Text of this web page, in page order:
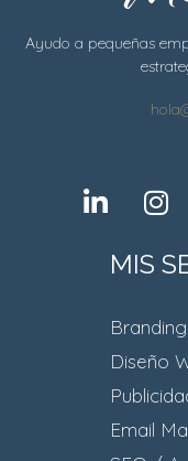
Ayudo a pequeñas
MIS
Branding
Diseño
Email